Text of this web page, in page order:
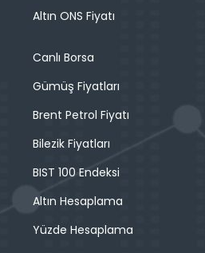
Altın ONS Fiyatı
Canlı Borsa
Gümüş Fiyatları
Brent Petrol Fiyatı
Bilezik Fiyatları
BIST 100 Endeksi
Altın Hesaplama
Yüzde Hesaplama